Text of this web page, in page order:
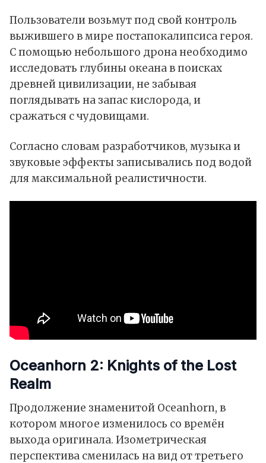
Пользователи возьмут под свой контроль
выжившего в мире постапокалипсиса героя.
С помощью небольшого дрона необходимо
исследовать глубины океана в поисках
древней цивилизации, не забывая
поглядывать на запас кислорода, и
сражаться с чудовищами.
Согласно словам разработчиков, музыка и
звуковые эффекты записывались под водой
для максимальной реалистичности.
Oceanhorn 2: Knights of the Lost
Realm
Продолжение знаменитой Oceanhorn, в
котором многое изменилось со времён
выхода оригинала. Изометрическая
перспектива сменилась на вид от третьего